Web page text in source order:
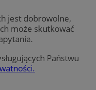
jest dobrowolne,
może skutkować
Państwu